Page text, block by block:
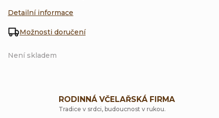
Není skladem
Možnosti doručení
Detailní informace
RODINNÁ VČELAŘSKÁ FIRMA
Tradice v srdci, budoucnost v rukou.